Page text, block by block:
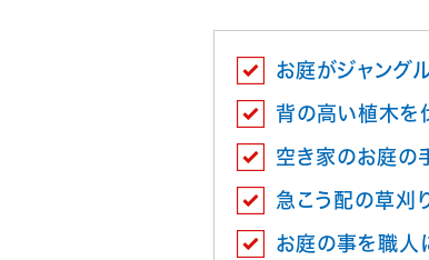
お庭がジャング
背の高い植木を
空き家のお庭の
急こう配の草刈
お庭の事を職人